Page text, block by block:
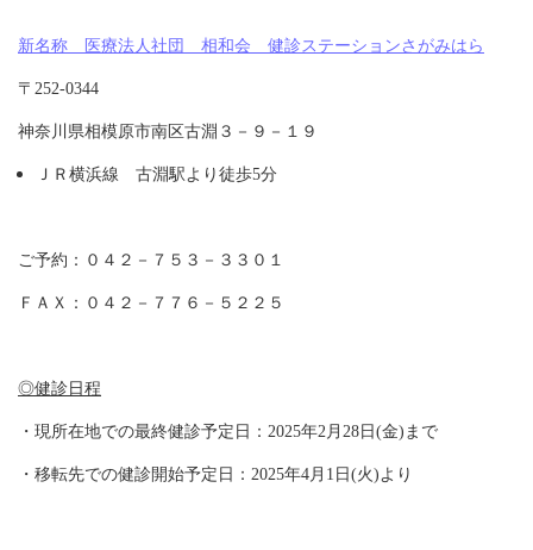
各種手
申請書
一覧
よくあ
る質問
新名称 医療法人社団 相和会 健診ステーションさがみはら
〒252-0344
神奈川県相模原市南区古淵３－９－１９
ＪＲ横浜線 古淵駅より徒歩5分
ご予約：０４２－７５３－３３０１
ＦＡＸ：０４２－７７６－５２２５
◎健診日程
・現所在地での最終健診予定日：2025年2月28日(金)まで
・移転先での健診開始予定日：2025年4月1日(火)より